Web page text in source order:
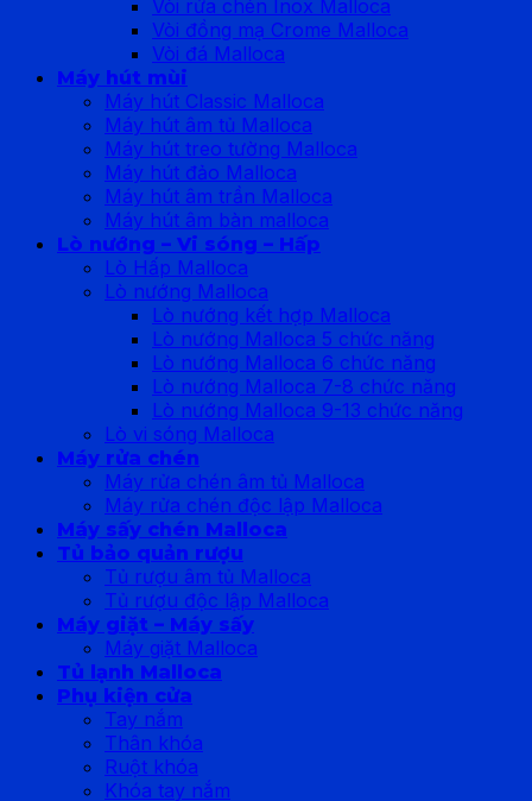
Vòi rửa chén Inox Malloca
Vòi đồng mạ Crome Malloca
Vòi đá Malloca
Máy hút mùi
Máy hút Classic Malloca
Máy hút âm tủ Malloca
Máy hút treo tường Malloca
Máy hút đảo Malloca
Máy hút âm trần Malloca
Máy hút âm bàn malloca
Lò nướng – Vi sóng – Hấp
Lò Hấp Malloca
Lò nướng Malloca
Lò nướng kết hợp Malloca
Lò nướng Malloca 5 chức năng
Lò nướng Malloca 6 chức năng
Lò nướng Malloca 7-8 chức năng
Lò nướng Malloca 9-13 chức năng
Lò vi sóng Malloca
Máy rửa chén
Máy rửa chén âm tủ Malloca
Máy rửa chén độc lập Malloca
Máy sấy chén Malloca
Tủ bảo quản rượu
Tủ rượu âm tủ Malloca
Tủ rượu độc lập Malloca
Máy giặt – Máy sấy
Máy giặt Malloca
Tủ lạnh Malloca
Phụ kiện cửa
Tay nắm
Thân khóa
Ruột khóa
Khóa tay nắm